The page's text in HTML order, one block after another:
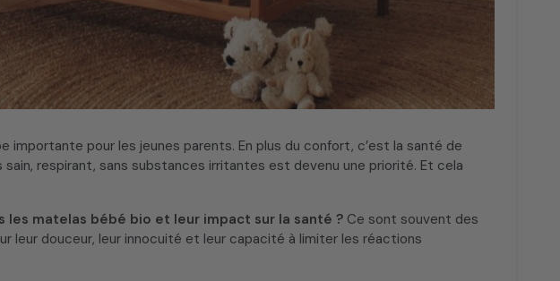
importante pour les jeunes parents. En plus du confort, c’est la santé de
sain, respirant, sans substances irritantes est devenu une priorité. Et cela
les matelas bébé bio et leur impact sur la santé ? Ce sont souvent des
leur douceur, leur innocuité et leur capacité à limiter les réactions